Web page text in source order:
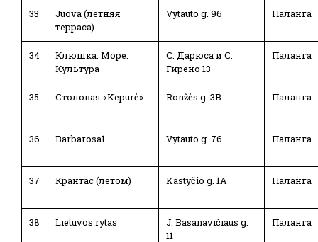
33
Juova (летняя
терраса)
Vytauto g. 96 Паланга
34
Клюшка: Море.
Культура
С. Дарюса и С.
Гирено 13
Паланга
35 Столовая «Kepurė» Ronžės g. 3B Паланга
36 Barbarosa1 Vytauto g. 76 Паланга
37 Крантас (летом) Kastyčio g. 1A Паланга
38 Lietuvos rytas
J. Basanavičiaus g.
11
Паланга